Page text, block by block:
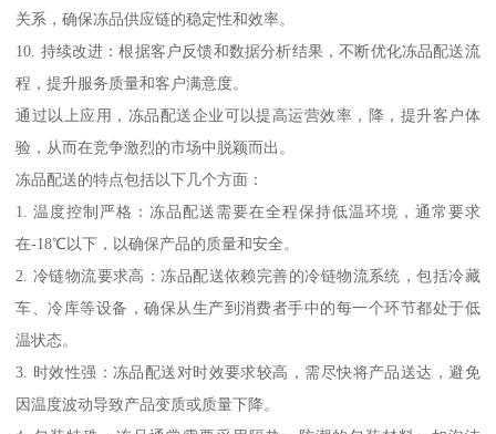
关系，确保冻品供应链的稳定性和效率。
10. 持续改进：根据客户反馈和数据分析结果，不断优化冻品配送流
程，提升服务质量和客户满意度。
通过以上应用，冻品配送企业可以提高运营效率，降，提升客户体
验，从而在竞争激烈的市场中脱颖而出。
冻品配送的特点包括以下几个方面：
1. 温度控制严格：冻品配送需要在全程保持低温环境，通常要求
在-18℃以下，以确保产品的质量和安全。
2. 冷链物流要求高：冻品配送依赖完善的冷链物流系统，包括冷藏
车、冷库等设备，确保从生产到消费者手中的每一个环节都处于低
温状态。
3. 时效性强：冻品配送对时效要求较高，需尽快将产品送达，避免
因温度波动导致产品变质或质量下降。